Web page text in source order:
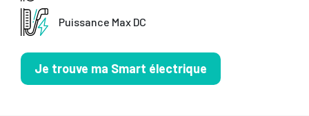
Puissance Max DC
Je trouve ma Smart électrique